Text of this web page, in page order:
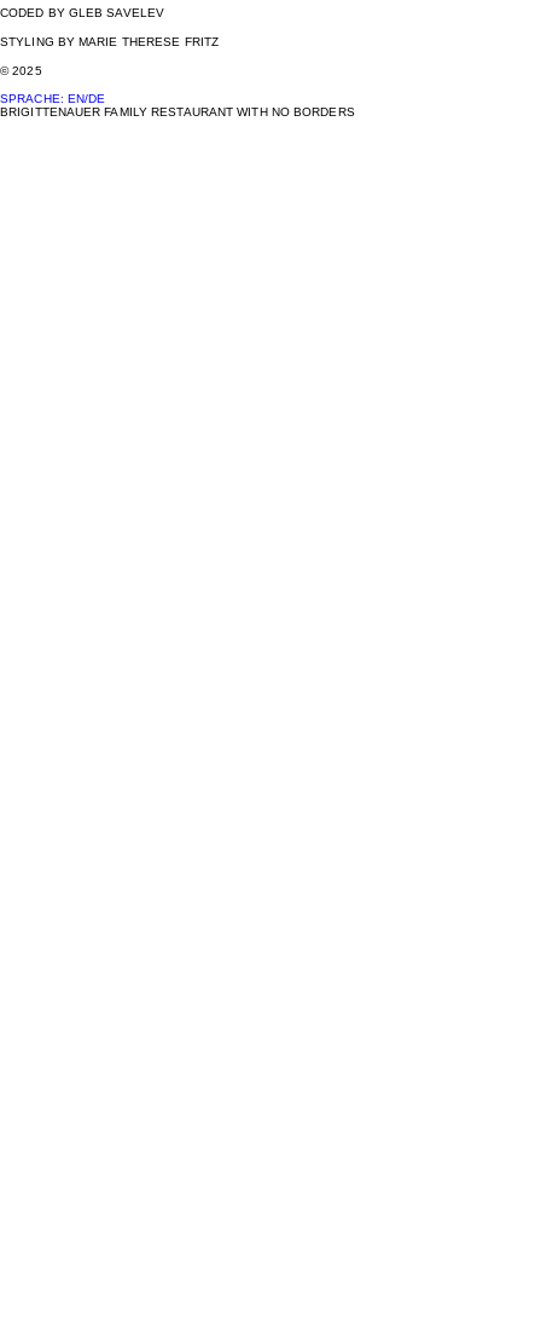
CODED BY GLEB SAVELEV
STYLING BY MARIE THERESE FRITZ
© 2025
SPRACHE: EN/DE
BRIGITTENAUER FAMILY RESTAURANT WITH NO BORDERS